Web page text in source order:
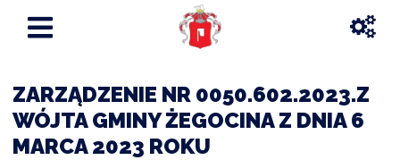
ZARZĄDZENIE NR 0050.602.2023.Z
WÓJTA GMINY ŻEGOCINA Z DNIA 6
MARCA 2023 ROKU